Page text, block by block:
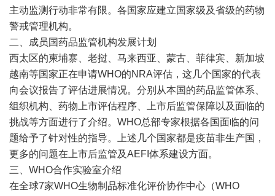
主动监测行动非常有限。各国家应建立国家级及省级的药物
警戒管理机构。
二、成员国药品监管机构发展计划
西太区的柬埔寨、老挝、马来西亚、蒙古、菲律宾、新加坡
越南等国家正在申请WHO的NRA评估，这几个国家的代表
向会议报告了评估进展情况。分别从本国的药品监管体系、
组织机构、药物上市评估程序、上市后监管保障以及面临的
挑战等方面进行了介绍。WHO总部专家根据各国面临的问
题给予了针对性的指导。上述几个国家都是疫苗非生产国，
更多的问题在上市后监管及AEFI体系建设方面。
三、WHO合作实验室介绍
在全球7家WHO生物制品标准化评价协作中心（WHO